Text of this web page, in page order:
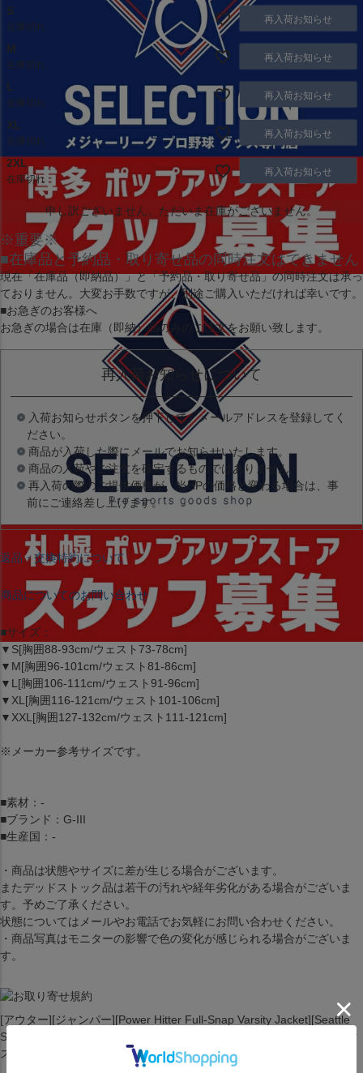
S
在庫切れ
再入荷お知らせ
M
在庫切れ
再入荷お知らせ
L
在庫切れ
再入荷お知らせ
XL
在庫切れ
再入荷お知らせ
2XL
在庫切れ
再入荷お知らせ
申し訳ございません。ただいま在庫がございません。
※重要※
■在庫品と予約品・取り寄せ品の同時注文はできません
現在「在庫品（即納品）」と「予約品・取り寄せ品」の同時注文は承っ
ておりません。大変お手数ですが、別途ご購入いただければ幸いです。
■お急ぎのお客様へ
お急ぎの場合は在庫（即納）品のみのご注文をお願い致します。
再入荷お知らせについて
入荷お知らせボタンを押下して、メールアドレスを登録してく
ださい。
商品が入荷した際にメールでお知らせいたします。
商品の入荷やご注文を確定するものではありません。
再入荷の際のご提供価格が、当HPの価格と変わる場合は、事
前にご連絡差し上げます。
返品・交換特約について
商品についてのお問い合わせ
■サイズ：
▼S[胸囲88-93cm/ウェスト73-78cm]
▼M[胸囲96-101cm/ウェスト81-86cm]
▼L[胸囲106-111cm/ウェスト91-96cm]
▼XL[胸囲116-121cm/ウェスト101-106cm]
▼XXL[胸囲127-132cm/ウェスト111-121cm]
※メーカー参考サイズです。
■素材：-
■ブランド：G-III
■生産国：-
・商品は状態やサイズに差が生じる場合がございます。
またデッドストック品は若干の汚れや経年劣化がある場合がございま
す。予めご了承ください。
状態についてはメールやお電話でお気軽にお問い合わせください。
・商品写真はモニターの影響で色の変化が感じられる場合がございま
す。
[アウター][ジャンパー][Power Hitter Full-Snap Varsity Jacket][Seattle
Seahawks][Grey/Navy][アメリカンフットボール アメフト][SEA/ホーク
ス/シーホ]